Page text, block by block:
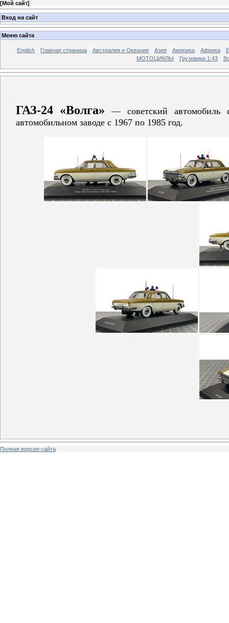
[Мой сайт]
Вход на сайт
Меню сайта
English Главная страница Австралия и Океания Азия Америка Африка
МОТОЦИКЛЫ
Грузовики 1:43
ГАЗ-24 «Волга» — советский автомобиль
автомобильном заводе с 1967 по 1985 год.
Полная версия сайта